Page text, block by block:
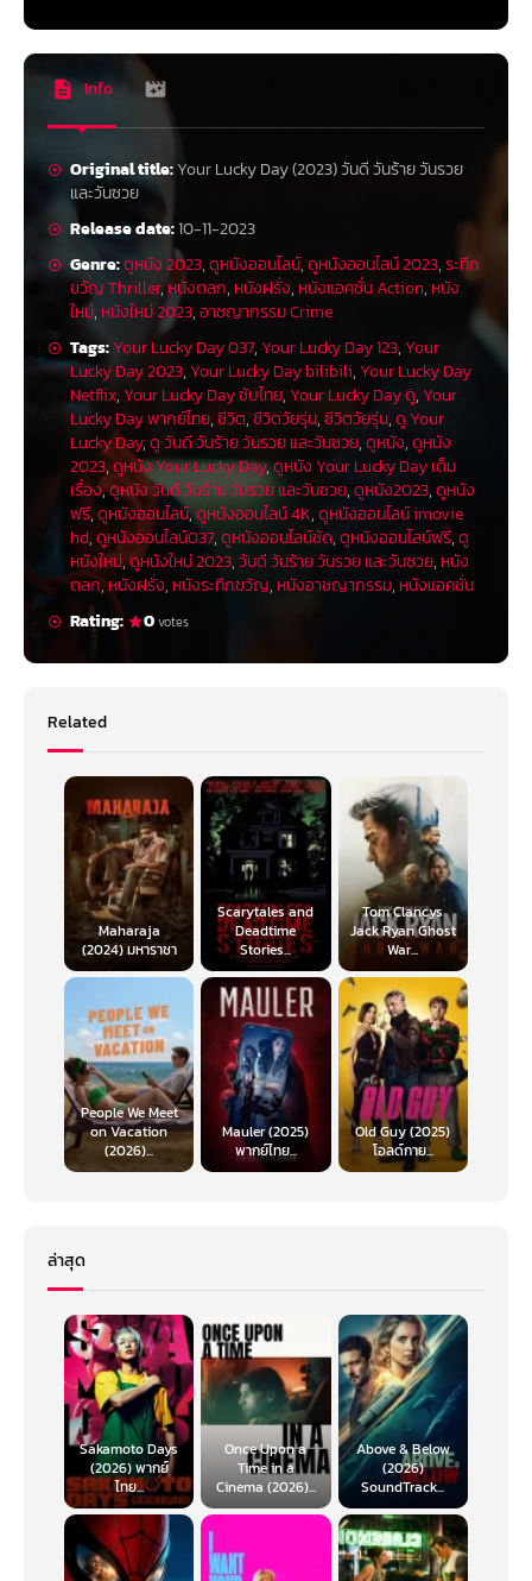
Info
Original title:Your Lucky Day (2023) วันดี วันร้าย วันรวย
และวันซวย
Release date:10-11-2023
Genre:ดูหนัง 2023,ดูหนังออนไลน์,ดูหนังออนไลน์ 2023,ระทึก
ขวัญ Thriller, หนังตลก, หนังฝรั่ง, หนังแอคชั่น Action, หนัง
ใหม่, หนังใหม่ 2023,อาชญากรรม Crime
Tags:Your Lucky Day 037, Your Lucky Day 123, Your
Lucky Day 2023, Your Lucky Day bilibili, Your Lucky Day
Netflix, Your Lucky Day ซับไทย, Your Lucky Day ดู, Your
Lucky Day พากย์ไทย,ชีวิต,ชีวิตวัยรุ่น,ซีวิตวัยรุ่น,ดู Your
Lucky Day,ดู วันดี วันร้าย วันรวย และวันซวย,ดูหนัง,ดูหนัง
2023,ดูหนัง Your Lucky Day,ดูหนัง Your Lucky Day เต็ม
เรื่อง,ดูหนัง วันดี วันร้าย วันรวย และวันซวย,ดูหนัง2023,ดูหนัง
ฟรี,ดูหนังออนไลน์,ดูหนังออนไลน์ 4K,ดูหนังออนไลน์ imovie
hd,ดูหนังออนไลน์037,ดูหนังออนไลน์ชัด,ดูหนังออนไลน์ฟรี,ดู
หนังใหม่,ดูหนังใหม่ 2023,วันดี วันร้าย วันรวย และวันซวย, หนัง
ตลก,หนังฝรั่ง, หนังระทึกขวัญ, หนังอาชญากรรม, หนังแอคชั่น
Rating:
0votes
Related
Maharaja
(2024) มหาราชา
Scarytales and
Deadtime
Stories...
Tom Clancys
Jack Ryan Ghost
War...
People We Meet
on Vacation
(2026)...
Mauler (2025)
พากย์ไทย...
Old Guy (2025)
โอลด์กาย...
ล่าสุด
Sakamoto Days
(2026) พากย์
ไทย...
Once Upon a
Time in a
Cinema (2026)...
Above & Below
(2026)
SoundTrack...